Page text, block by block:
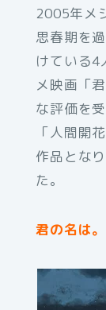
2005年メ
思春期を
けている4
メ映画「
な評価を
「人間開
作品とな
た。
君の名は